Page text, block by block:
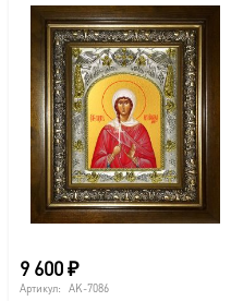
9 600₽
Артикул: AK-7086